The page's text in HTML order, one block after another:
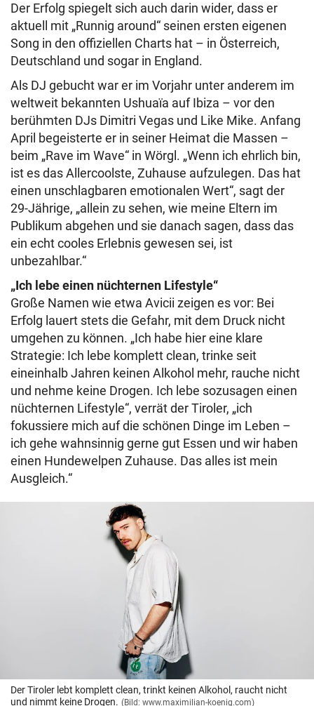
Der Erfolg spiegelt sich auch darin wider, dass er
aktuell mit „Runnig around“ seinen ersten eigenen
Song in den offiziellen Charts hat – in Österreich,
Deutschland und sogar in England.
Als DJ gebucht war er im Vorjahr unter anderem im
weltweit bekannten Ushuaïa auf Ibiza – vor den
berühmten DJs Dimitri Vegas und Like Mike. Anfang
April begeisterte er in seiner Heimat die Massen –
beim „Rave im Wave“ in Wörgl. „Wenn ich ehrlich bin,
ist es das Allercoolste, Zuhause aufzulegen. Das hat
einen unschlagbaren emotionalen Wert“, sagt der
29-Jährige, „allein zu sehen, wie meine Eltern im
Publikum abgehen und sie danach sagen, dass das
ein echt cooles Erlebnis gewesen sei, ist
unbezahlbar.“
„Ich lebe einen nüchternen Lifestyle“
Große Namen wie etwa Avicii zeigen es vor: Bei
Erfolg lauert stets die Gefahr, mit dem Druck nicht
umgehen zu können. „Ich habe hier eine klare
Strategie: Ich lebe komplett clean, trinke seit
eineinhalb Jahren keinen Alkohol mehr, rauche nicht
und nehme keine Drogen. Ich lebe sozusagen einen
nüchternen Lifestyle“, verrät der Tiroler, „ich
fokussiere mich auf die schönen Dinge im Leben –
ich gehe wahnsinnig gerne gut Essen und wir haben
einen Hundewelpen Zuhause. Das alles ist mein
Ausgleich.“
Der Tiroler lebt komplett clean, trinkt keinen Alkohol, raucht nicht
und nimmt keine Drogen. (Bild: www.maximilian-koenig.com)